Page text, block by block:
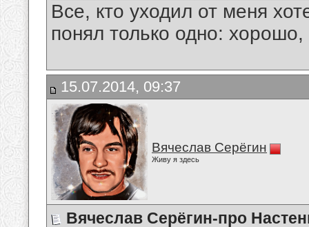
Все, кто уходил от меня
понял только одно:
15.07.2014, 09:37
Вячеслав Серёгин
Живу я здесь
Вячеслав Серёгин-про